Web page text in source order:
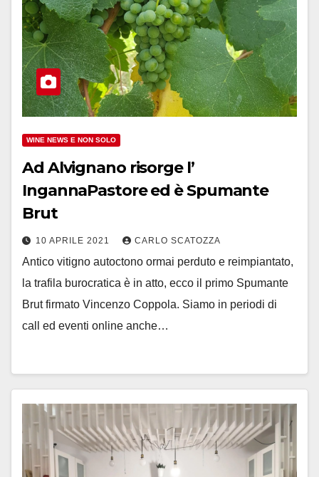
WINE NEWS E NON SOLO
Ad Alvignano risorge l’
IngannaPastore ed è Spumante
Brut
10 APRILE 2021 CARLO SCATOZZA
Antico vitigno autoctono ormai perduto e reimpiantato,
la trafila burocratica è in atto, ecco il primo Spumante
Brut firmato Vincenzo Coppola. Siamo in periodi di
call ed eventi online anche…